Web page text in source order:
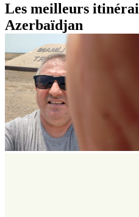
Les meilleurs
Azerbaïdjan